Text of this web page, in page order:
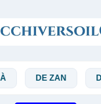
DE ZAN DOGLIO